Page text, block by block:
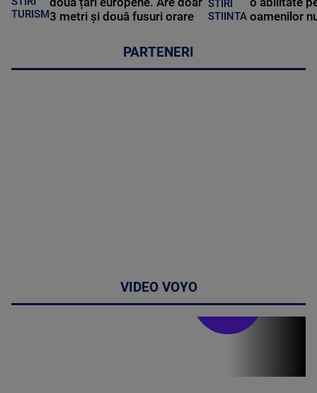
TURISM3 metri și două fusuri orare
STIRI
STIINTA oamenilor
PARTENERI
VIDEO VOYO